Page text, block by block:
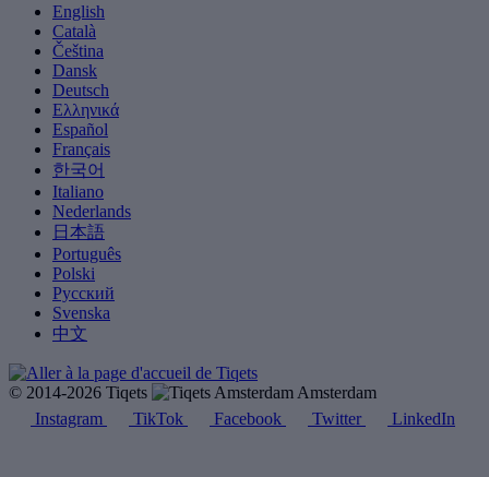
English
Català
Čeština
Dansk
Deutsch
Ελληνικά
Español
Français
한국어
Italiano
Nederlands
日本語
Português
Polski
Русский
Svenska
中文
© 2014-2026 Tiqets
Amsterdam
Instagram
TikTok Facebook Twitter LinkedIn